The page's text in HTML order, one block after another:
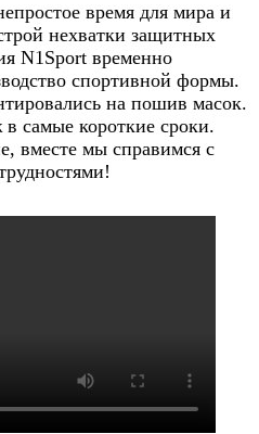
время для мира и
нехватки защитных
N1Sport временно
спортивной формы.
на пошив масок.
самые короткие сроки.
вместе мы справимся с